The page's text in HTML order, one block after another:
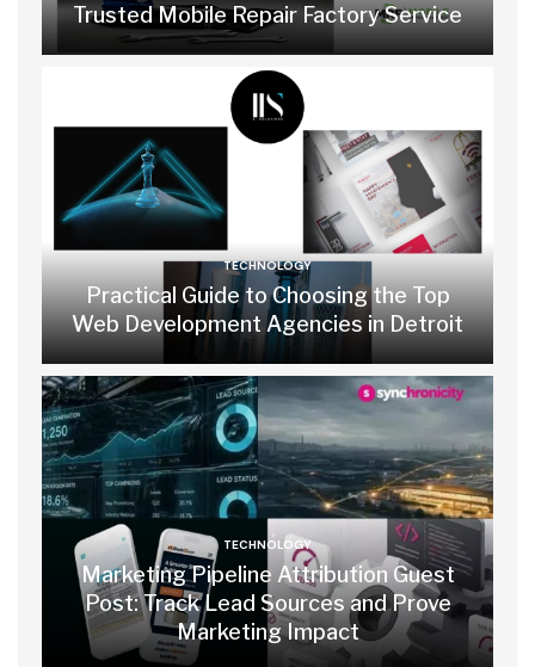
Trusted Mobile Repair Factory Service
TECHNOLOGY
Practical Guide to Choosing the Top
Web Development Agencies in Detroit
TECHNOLOGY
Marketing Pipeline Attribution Guest
Post: Track Lead Sources and Prove
Marketing Impact